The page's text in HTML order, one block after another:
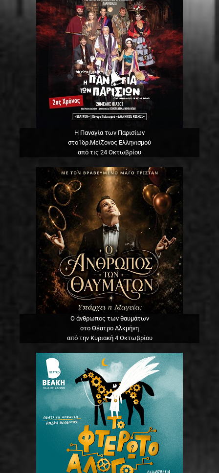
Η Παναγία των Παρισίων
στο Ίδρ.Μείζονος Ελληνισμού
από τις 24 Οκτωβρίου
Ο άνθρωπος των θαυμάτων
στο Θέατρο Αλκμήνη
από την Κυριακή 4 Οκτωβρίου